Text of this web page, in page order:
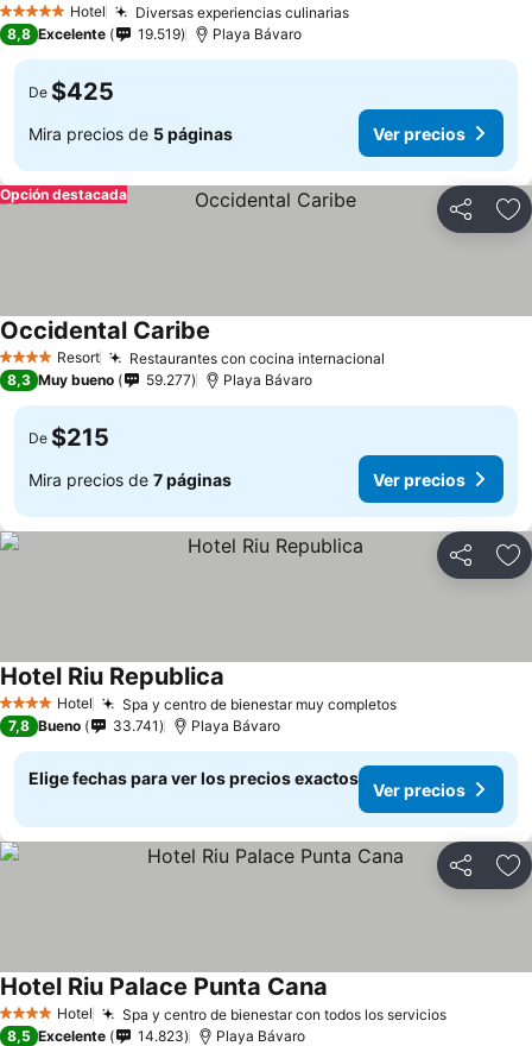
5 Estrellas Hotel
Diversas experiencias culinarias
8,8 Excelente 19.519 Playa Bávaro
De $425
Mira precios de 5 páginas Ver precios
Compartir
Opción destacada
4 EstrellasResort Restaurantes con cocina internacional
Occidental Caribe
8,3 Muy bueno 59.277 Playa Bávaro
De $215
Mira precios de 7 páginas Ver precios
Compartir
4 EstrellasHotel Spa y centro de bienestar muy completos
Hotel Riu Republica
7,8 Bueno 33.741 Playa Bávaro
Elige fechas para ver los precios exactos
Ver precios
Compartir
4 EstrellasHotel Spa y centro de bienestar con todos los servicios
Hotel Riu Palace Punta Cana
8,5 Excelente 14.823 Playa Bávaro